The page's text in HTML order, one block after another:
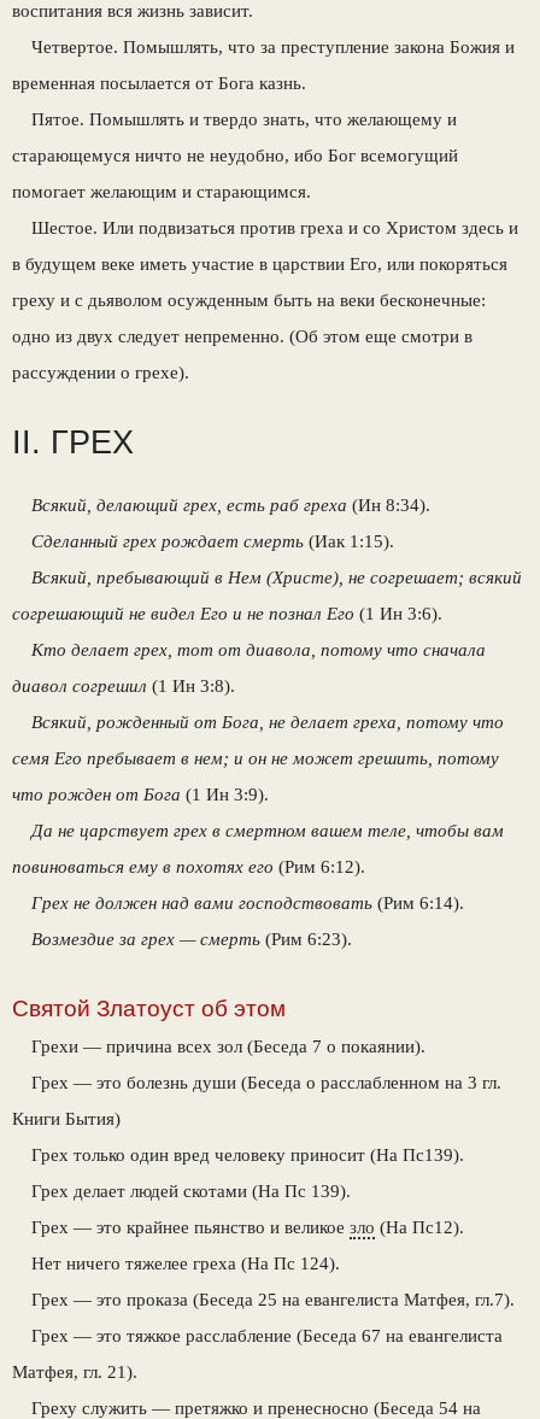
воспитания вся жизнь зависит.
Четвертое. Помышлять, что за преступление закона Божия и
временная посылается от Бога казнь.
Пятое. Помышлять и твердо знать, что желающему и
старающемуся ничто не неудобно, ибо Бог всемогущий
помогает желающим и старающимся.
Шестое. Или подвизаться против греха и со Христом здесь и
в будущем веке иметь участие в царствии Его, или покоряться
греху и с дьяволом осужденным быть на веки бесконечные:
одно из двух следует непременно. (Об этом еще смотри в
рассуждении о грехе).
II. ГРЕХ
Всякий, делающий грех, есть раб греха (Ин 8:34).
Сделанный грех рождает смерть (Иак 1:15).
Всякий, пребывающий в Нем (Христе), не согрешает; всякий
согрешающий не видел Его и не познал Его (1 Ин 3:6).
Кто делает грех, тот от диавола, потому что сначала
диавол согрешил (1 Ин 3:8).
Всякий, рожденный от Бога, не делает греха, потому что
семя Его пребывает в нем; и он не может грешить, потому
что рожден от Бога (1 Ин 3:9).
Да не царствует грех в смертном вашем теле, чтобы вам
повиноваться ему в похотях его (Рим 6:12).
Грех не должен над вами господствовать (Рим 6:14).
Возмездие за грех — смерть (Рим 6:23).
Святой Златоуст об этом
Грехи — причина всех зол (Беседа 7 о покаянии).
Грех — это болезнь души (Беседа о расслабленном на 3 гл.
Книги Бытия)
Грех только один вред человеку приносит (На Пс139).
Грех делает людей скотами (На Пс 139).
Грех — это крайнее пьянство и великое зло (На Пс12).
Нет ничего тяжелее греха (На Пс 124).
Грех — это проказа (Беседа 25 на евангелиста Матфея, гл.7).
Грех — это тяжкое расслабление (Беседа 67 на евангелиста
Матфея, гл. 21).
Греху служить — претяжко и пренесносно (Беседа 54 на